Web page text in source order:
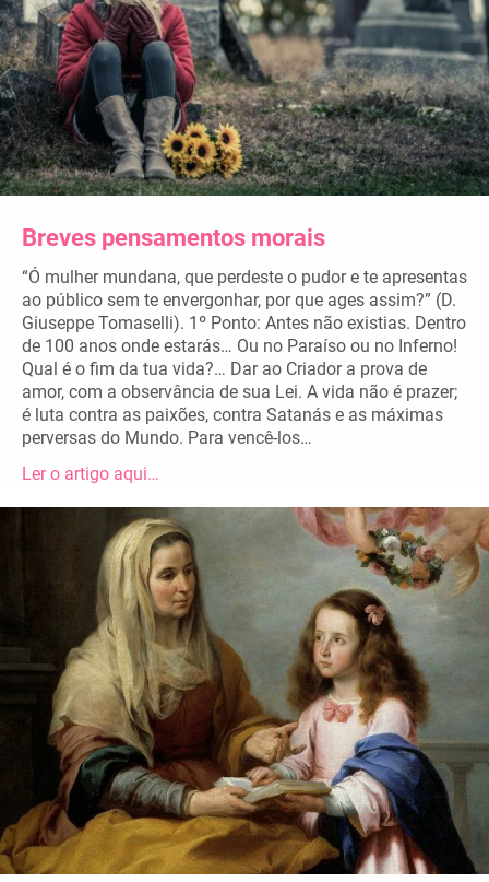
Breves pensamentos morais
“Ó mulher mundana, que perdeste o pudor e te apresentas
ao público sem te envergonhar, por que ages assim?” (D.
Giuseppe Tomaselli). 1º Ponto: Antes não existias. Dentro
de 100 anos onde estarás… Ou no Paraíso ou no Inferno!
Qual é o fim da tua vida?… Dar ao Criador a prova de
amor, com a observância de sua Lei. A vida não é prazer;
é luta contra as paixões, contra Satanás e as máximas
perversas do Mundo. Para vencê-los…
Ler o artigo aqui…